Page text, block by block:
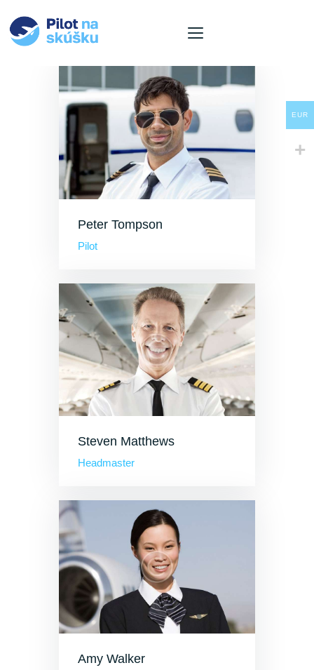
O nás
Ponuka letov
Naše lietadla
Pre firmy
Aktuality
Košík
Peter Tompson
Pilot
Steven Matthews
Headmaster
Amy Walker
EUR